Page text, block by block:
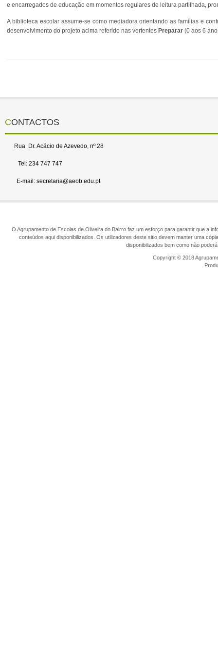
e encarregados de educação em momentos regulares de leitura partilhada,
A biblioteca escolar assume-se como mediadora orientando as famílias e
desenvolvimento do projeto acima referido nas vertentes Preparar(0 aos 6
CONTACTOS
Rua Dr. Acácio de Azevedo, nº 28
Tel: 234 747 747
E-mail: secretaria@aeob.edu.pt
O Agrupamento de Escolas de Oliveira do Bairro faz um esforço para garantir que a
conteúdos aqui disponibilizados. Os utilizadores deste sitio devem manter uma
disponibilizados bem como não
Copyright © 2018